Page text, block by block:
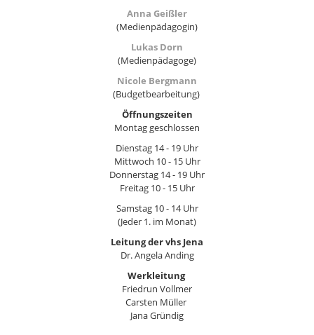
Anna Geißler
(Medienpädagogin)
Lukas Dorn
(Medienpädagoge)
Nicole Bergmann
(Budgetbearbeitung)
Öffnungszeiten
Montag geschlossen
Dienstag 14 - 19 Uhr
Mittwoch 10 - 15 Uhr
Donnerstag 14 - 19 Uhr
Freitag 10 - 15 Uhr
Samstag 10 - 14 Uhr
(Jeder 1. im Monat)
Leitung der vhs Jena
Dr. Angela Anding
Werkleitung
Friedrun Vollmer
Carsten Müller
Jana Gründig